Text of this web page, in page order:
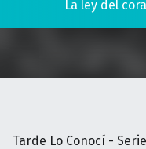
La ley del
Tarde Lo Conocí -